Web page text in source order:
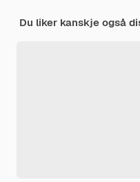
Du liker kanskje også